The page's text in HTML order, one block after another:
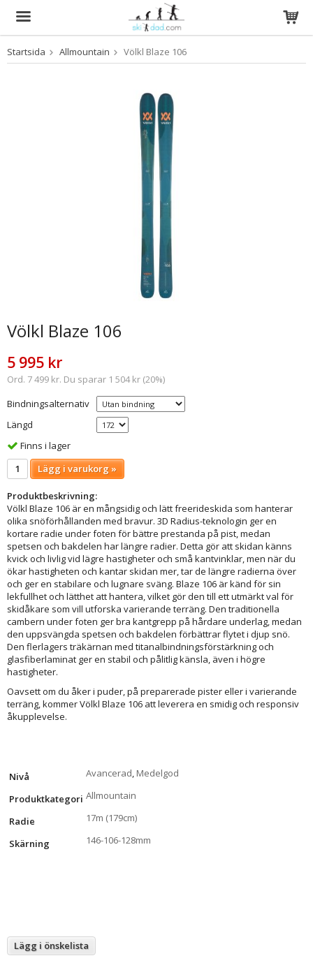
Produkten har blivit tillagd i varukorgen
Startsida Allmountain Völkl Blaze 106
Völkl Blaze 106
5 995 kr
Ord. 7 499 kr. Du sparar 1 504 kr (20%)
Bindningsalternativ
Längd
Finns i lager
Lägg i varukorg »
Produktbeskrivning:
Völkl Blaze 106 är en mångsidig och lätt freerideskida som hanterar
olika snöförhållanden med bravur. 3D Radius-teknologin ger en
kortare radie under foten för bättre prestanda på pist, medan
spetsen och bakdelen har längre radier. Detta gör att skidan känns
kvick och livlig vid lägre hastigheter och små kantvinklar, men när du
ökar hastigheten och kantar skidan mer, tar de längre radierna över
och ger en stabilare och lugnare sväng. Blaze 106 är känd för sin
lekfullhet och lätthet att hantera, vilket gör den till ett utmärkt val för
skidåkare som vill utforska varierande terräng. Den traditionella
cambern under foten ger bra kantgrepp på hårdare underlag, medan
den uppsvängda spetsen och bakdelen förbättrar flytet i djup snö.
Den flerlagers träkärnan med titanalbindningsförstärkning och
glasfiberlaminat ger en stabil och pålitlig känsla, även i högre
hastigheter.
Oavsett om du åker i puder, på preparerade pister eller i varierande
terräng, kommer Völkl Blaze 106 att leverera en smidig och responsiv
åkupplevelse.
Nivå Avancerad Medelgod
Produktkategori Allmountain
Radie 17m (179cm)
Skärning 146-106-128mm
Lägg i önskelista